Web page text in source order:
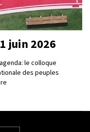
juin 2026
le colloque
des peuples